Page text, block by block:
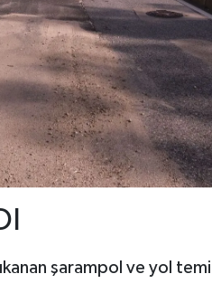
şarampol ve yol